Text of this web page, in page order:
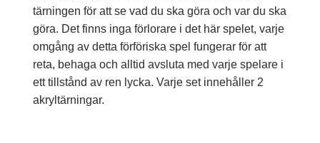
tärningen för att se vad du ska göra och var du ska
göra. Det finns inga förlorare i det här spelet, varje
omgång av detta förföriska spel fungerar för att
reta, behaga och alltid avsluta med varje spelare i
ett tillstånd av ren lycka. Varje set innehåller 2
akryltärningar.